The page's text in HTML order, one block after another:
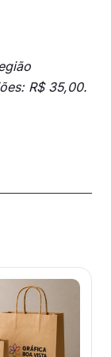
R$ 35,00.